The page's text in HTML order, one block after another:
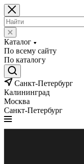
Каталог
По всему сайту
По каталогу
Санкт-Петербург
Калининград
Москва
Санкт-Петербург